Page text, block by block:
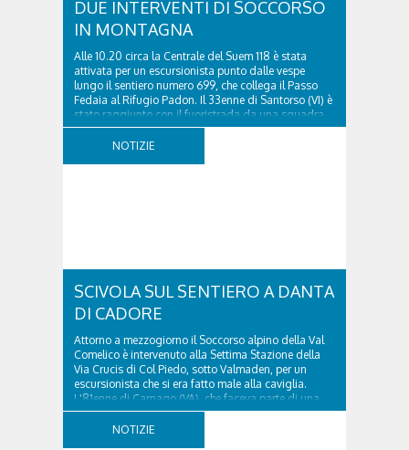
DUE INTERVENTI DI SOCCORSO
IN MONTAGNA
Alle 10.20 circa la Centrale del Suem 118 è stata
attivata per un escursionista punto dalle vespe
lungo il sentiero numero 699, che collega il Passo
Fedaia al Rifugio Padon. Il 33enne di Santorso (VI) è
stato raggiunto con il fuoristrada da una squadra
del Soccorso alpino della Val Pettorina...
NOTIZIE
SCIVOLA SUL SENTIERO A DANTA
DI CADORE
Attorno a mezzogiorno il Soccorso alpino della Val
Comelico è intervenuto alla Settima Stazione della
Via Crucis di Col Piedo, sotto Valmaden, per un
escursionista che si era fatto male alla caviglia.
L'81enne di Carnago (VA), che faceva parte di una
comitiva e aveva riportato un trauma...
NOTIZIE